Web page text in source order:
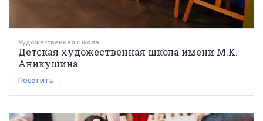
Художественная школа
Детская художественная школа имени М.К.
Аникушина
Посетить →